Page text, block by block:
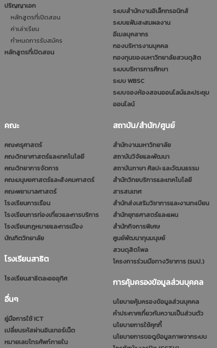
ปริญญาเอก
หลักสูตรที่เปิดสอน
ค่าเล่าเรียน
กำหนดการรับสมัคร
หลักสูตรที่เปิดสอน
ระบบสำนักงานอิเล็กทรอนิกส์
ระบบแฟ้มสะสมผลงาน
อีเมลบุคลากร
กองบริหารงานบุคคล
กองทุนของมหาวิทยาลัยสวนดุสิต
ระบบบริหารการศึกษา
ระบบ WBSC
ระบบจองห้องสอนออนไลน์และประชุม
ออนไลน์
คณะ
คณะครุศาสตร์
คณะวิทยาศาสตร์และเทคโนโลยี
คณะวิทยาการจัดการ
คณะมนุษยศาสตร์และสังคมศาสตร์
คณะพยาบาลศาสตร์
โรงเรียนการเรือน
โรงเรียนการท่องเที่ยวและการบริการ
โรงเรียนกฎหมายและการเมือง
บัณฑิตวิทยาลัย
โรงเรียนสาธิต
โรงเรียนสาธิตละอออุทิศ
อื่นๆ
คู่มือการใช้ ICT
เปลี่ยนรหัสผ่านอินเทอร์เน็ต
หมายเลขโทรศัพท์ภายใน
สถาบัน/สำนัก/ศูนย์
สำนักงานมหาวิทยาลัย
สถาบันวิจัยและพัฒนา
สถาบันภาษา ศิลปะ และวัฒนธรรม
สำนักวิทยบริการและเทคโนโลยี
สารสนเทศ
สำนักส่งเสริมวิชาการและงานทะเบียน
สำนักยุทธศาสตร์และแผน
สำนักกิจการพิเศษ
ศูนย์พัฒนาทุนมนุษย์
สวนดุสิตโพล
โครงการร่วมมือทางวิชาการ (รมป.)
การคุ้มครองข้อมูลส่วนบุคคล
นโยบายคุ้มครองข้อมูลส่วนบุคคล
คำประกาศเกี่ยวกับความเป็นส่วนตัว
นโยบายการใช้คุกกี้
นโยบายการขอดูข้อมูลภาพจากระบบ